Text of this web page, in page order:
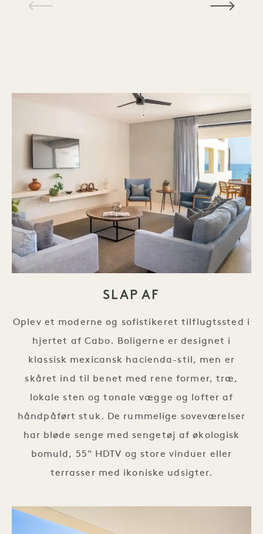
SLAP AF
Oplev et moderne og sofistikeret tilflugtssted i
hjertet af Cabo. Boligerne er designet i
klassisk mexicansk hacienda-stil, men er
skåret ind til benet med rene former, træ,
lokale sten og tonale vægge og lofter af
håndpåført stuk. De rummelige soveværelser
har bløde senge med sengetøj af økologisk
bomuld, 55" HDTV og store vinduer eller
terrasser med ikoniske udsigter.